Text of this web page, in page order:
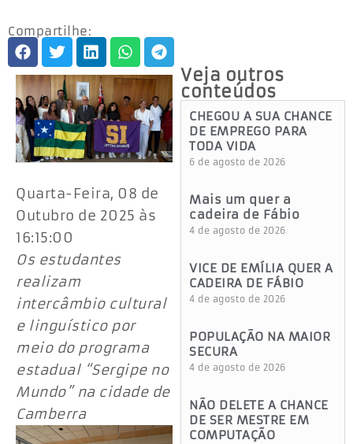
Compartilhe:
Quarta-Feira, 08 de
Outubro de 2025 às
16:15:00
Os estudantes
realizam
intercâmbio cultural
e linguístico por
meio do programa
estadual “Sergipe no
Mundo” na cidade de
Camberra
Veja outros
conteúdos
CHEGOU A SUA CHANCE
DE EMPREGO PARA
TODA VIDA
6 de agosto de 2026
Mais um quer a
cadeira de Fábio
4 de agosto de 2026
VICE DE EMÍLIA QUER A
CADEIRA DE FÁBIO
4 de agosto de 2026
POPULAÇÃO NA MAIOR
SECURA
4 de agosto de 2026
NÃO DELETE A CHANCE
DE SER MESTRE EM
COMPUTAÇÃO